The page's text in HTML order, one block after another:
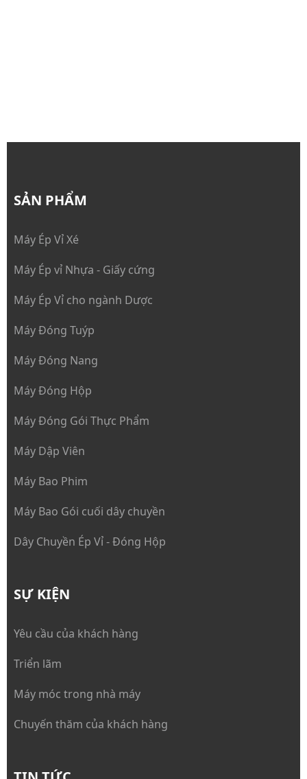
SẢN PHẨM
Máy Ép Vỉ Xé
Máy Ép vỉ Nhựa - Giấy cứng
Máy Ép Vỉ cho ngành Dược
Máy Đóng Tuýp
Máy Đóng Nang
Máy Đóng Hộp
Máy Đóng Gói Thực Phẩm
Máy Dập Viên
Máy Bao Phim
Máy Bao Gói cuối dây chuyền
Dây Chuyền Ép Vỉ - Đóng Hộp
SỰ KIỆN
Yêu cầu của khách hàng
Triển lãm
Máy móc trong nhà máy
Chuyến thăm của khách hàng